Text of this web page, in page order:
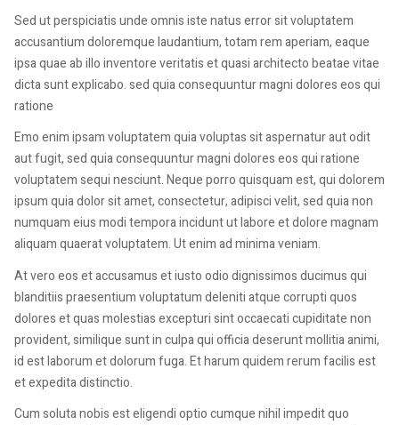
Sed ut perspiciatis unde omnis iste natus error sit voluptatem
accusantium doloremque laudantium, totam rem aperiam, eaque
ipsa quae ab illo inventore veritatis et quasi architecto beatae vitae
dicta sunt explicabo. sed quia consequuntur magni dolores eos qui
ratione
Emo enim ipsam voluptatem quia voluptas sit aspernatur aut odit
aut fugit, sed quia consequuntur magni dolores eos qui ratione
voluptatem sequi nesciunt. Neque porro quisquam est, qui dolorem
ipsum quia dolor sit amet, consectetur, adipisci velit, sed quia non
numquam eius modi tempora incidunt ut labore et dolore magnam
aliquam quaerat voluptatem. Ut enim ad minima veniam.
At vero eos et accusamus et iusto odio dignissimos ducimus qui
blanditiis praesentium voluptatum deleniti atque corrupti quos
dolores et quas molestias excepturi sint occaecati cupiditate non
provident, similique sunt in culpa qui officia deserunt mollitia animi,
id est laborum et dolorum fuga. Et harum quidem rerum facilis est
et expedita distinctio.
Cum soluta nobis est eligendi optio cumque nihil impedit quo